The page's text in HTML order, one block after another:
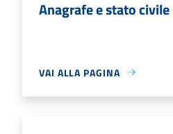
Anagrafe e stato civile
VAI ALLA PAGINA